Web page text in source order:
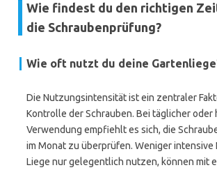
Wie findest du den richtigen
die Schraubenprüfung?
Wie oft nutzt du deine
Die Nutzungsintensität ist ein zentraler
Kontrolle der Schrauben. Bei täglicher oder
Verwendung empfiehlt es sich, die
im Monat zu überprüfen. Weniger intensive
Liege nur gelegentlich nutzen, können mit